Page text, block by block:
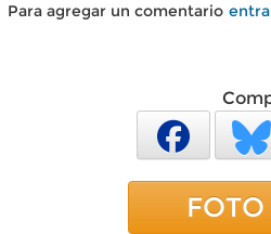
Para agregar un comentario